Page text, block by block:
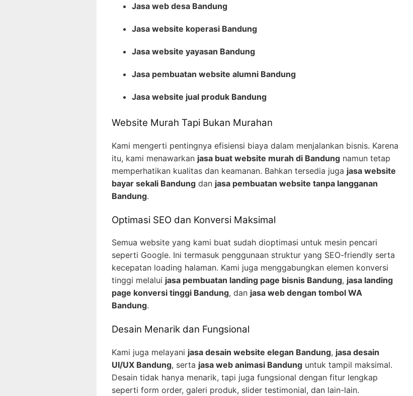
Jasa web desa Bandung
Jasa website koperasi Bandung
Jasa website yayasan Bandung
Jasa pembuatan website alumni Bandung
Jasa website jual produk Bandung
Website Murah Tapi Bukan Murahan
Kami mengerti pentingnya efisiensi biaya dalam menjalankan bisnis. Karena
itu, kami menawarkan jasa buat website murah di Bandung namun tetap
memperhatikan kualitas dan keamanan. Bahkan tersedia juga jasa website
bayar sekali Bandung dan jasa pembuatan website tanpa langganan
Bandung.
Optimasi SEO dan Konversi Maksimal
Semua website yang kami buat sudah dioptimasi untuk mesin pencari
seperti Google. Ini termasuk penggunaan struktur yang SEO-friendly serta
kecepatan loading halaman. Kami juga menggabungkan elemen konversi
tinggi melalui jasa pembuatan landing page bisnis Bandung, jasa landing
page konversi tinggi Bandung, dan jasa web dengan tombol WA
Bandung.
Desain Menarik dan Fungsional
Kami juga melayani jasa desain website elegan Bandung, jasa desain
UI/UX Bandung, serta jasa web animasi Bandung untuk tampil maksimal.
Desain tidak hanya menarik, tapi juga fungsional dengan fitur lengkap
seperti form order, galeri produk, slider testimonial, dan lain-lain.